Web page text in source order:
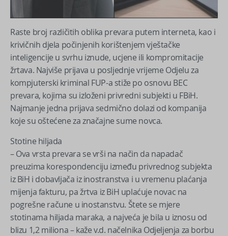
Raste broj različitih oblika prevara putem interneta, kao i
krivičnih djela počinjenih korištenjem vještačke
inteligencije u svrhu iznude, ucjene ili kompromitacije
žrtava. Najviše prijava u posljednje vrijeme Odjelu za
kompjuterski kriminal FUP-a stiže po osnovu BEC
prevara, kojima su izloženi privredni subjekti u FBiH.
Najmanje jedna prijava sedmično dolazi od kompanija
koje su oštećene za značajne sume novca.
Stotine hiljada
– Ova vrsta prevara se vrši na način da napadač
preuzima korespondenciju između privrednog subjekta
iz BiH i dobavljača iz inostranstva i u vremenu plaćanja
mijenja fakturu, pa žrtva iz BiH uplaćuje novac na
pogrešne račune u inostanstvu. Štete se mjere
stotinama hiljada maraka, a najveća je bila u iznosu od
blizu 1,2 miliona – kaže v.d. načelnika Odjeljenja za borbu